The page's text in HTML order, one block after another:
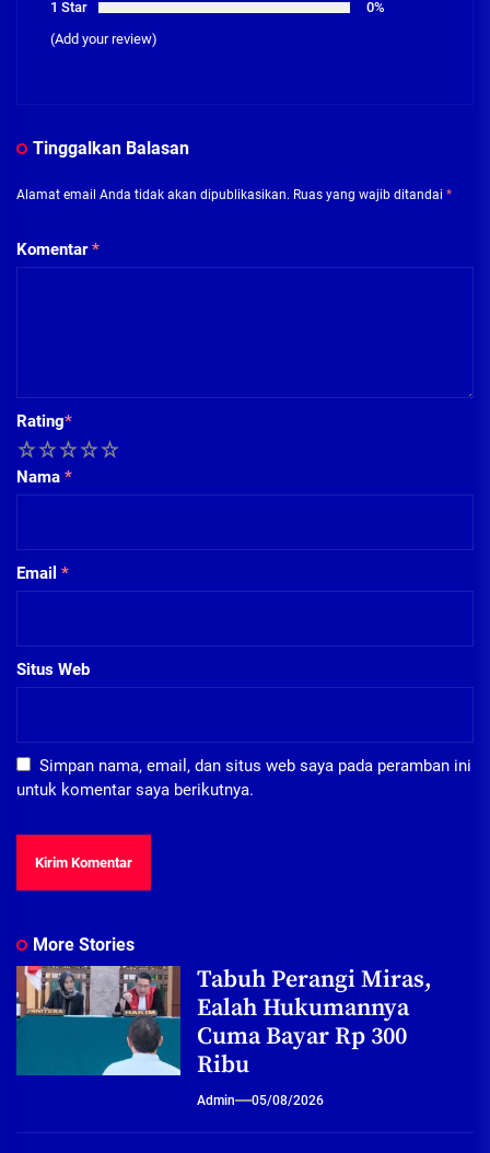
1 Star
0%
(Add your review)
Tinggalkan Balasan
Alamat email Anda tidak akan dipublikasikan. Ruas yang wajib ditandai *
Komentar*
Rating*
5
4
3
2
Nama *
Email *
Situs Web
Simpan nama, email, dan situs web saya pada peramban ini
untuk komentar saya berikutnya.
More Stories
Tabuh Perangi Miras,
Ealah Hukumannya
Cuma Bayar Rp 300
Ribu
Admin 05/08/2026